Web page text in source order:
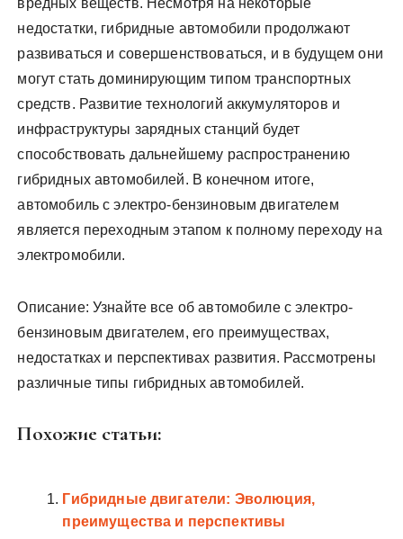
вредных веществ. Несмотря на некоторые
недостатки, гибридные автомобили продолжают
развиваться и совершенствоваться, и в будущем они
могут стать доминирующим типом транспортных
средств. Развитие технологий аккумуляторов и
инфраструктуры зарядных станций будет
способствовать дальнейшему распространению
гибридных автомобилей. В конечном итоге,
автомобиль с электро-бензиновым двигателем
является переходным этапом к полному переходу на
электромобили.
Описание: Узнайте все об автомобиле с электро-
бензиновым двигателем, его преимуществах,
недостатках и перспективах развития. Рассмотрены
различные типы гибридных автомобилей.
Похожие статьи:
Гибридные двигатели: Эволюция,
преимущества и перспективы